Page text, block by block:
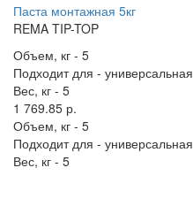
Паста монтажная 5кг
REMA TIP-TOP
Объем, кг - 5
Подходит для - универсальная
Вес, кг - 5
1 769.85 р.
Объем, кг - 5
Подходит для - универсальная
Вес, кг - 5